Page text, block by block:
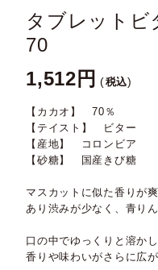
タブレット
70
1,512 税込
【カカオ】 70％
【テイスト】 ビター
【産地】 コロンビア
【砂糖】 国産きび糖
マスカットに似た香りが
あり渋みが少なく、青り
口の中でゆっくりと溶か
香りや味わいがさらに広が